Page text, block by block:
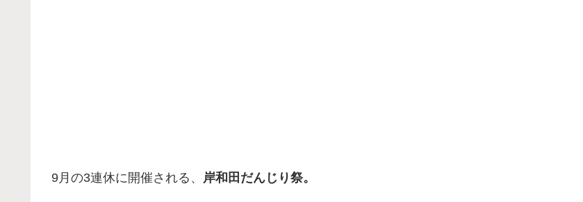
9月の3連休に開催される、 岸和田だんじり祭。